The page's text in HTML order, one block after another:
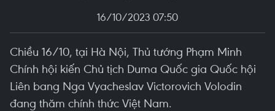
16/10/2023 07:50
Chiều 16/10, tại Hà Nội, Thủ tướng Phạm Minh
Chính hội kiến Chủ tịch Duma Quốc gia Quốc hội
Liên bang Nga Vyacheslav Victorovich Volodin
đang thăm chính thức Việt Nam.